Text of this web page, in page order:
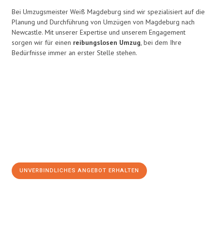
Bei Umzugsmeister Weiß Magdeburg sind wir spezialisiert auf die
Planung und Durchführung von Umzügen von Magdeburg nach
Newcastle. Mit unserer Expertise und unserem Engagement
sorgen wir für einen reibungslosen Umzug, bei dem Ihre
Bedürfnisse immer an erster Stelle stehen.
UNVERBINDLICHES ANGEBOT ERHALTEN